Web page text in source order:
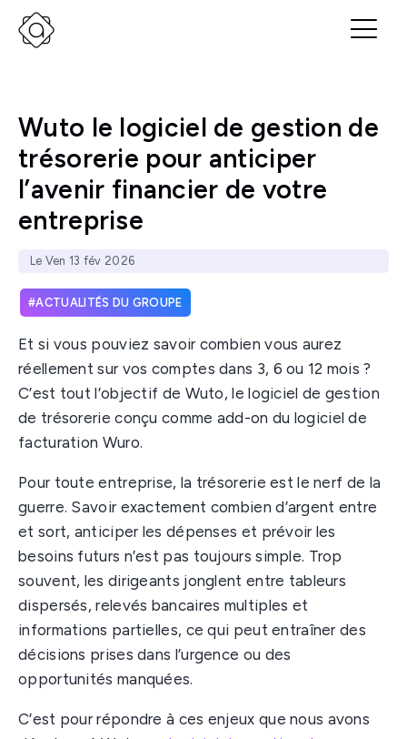
Wuto le logiciel de gestion de
trésorerie pour anticiper
l’avenir financier de votre
entreprise
Le Ven 13 fév 2026
ACTUALITÉS DU GROUPE
Et si vous pouviez savoir combien vous aurez
réellement sur vos comptes dans 3, 6 ou 12 mois ?
C’est tout l’objectif de Wuto, le logiciel de gestion
de trésorerie conçu comme add-on du logiciel de
facturation Wuro.
Pour toute entreprise, la trésorerie est le nerf de la
guerre. Savoir exactement combien d’argent entre
et sort, anticiper les dépenses et prévoir les
besoins futurs n’est pas toujours simple. Trop
souvent, les dirigeants jonglent entre tableurs
dispersés, relevés bancaires multiples et
informations partielles, ce qui peut entraîner des
décisions prises dans l’urgence ou des
opportunités manquées.
C’est pour répondre à ces enjeux que nous avons